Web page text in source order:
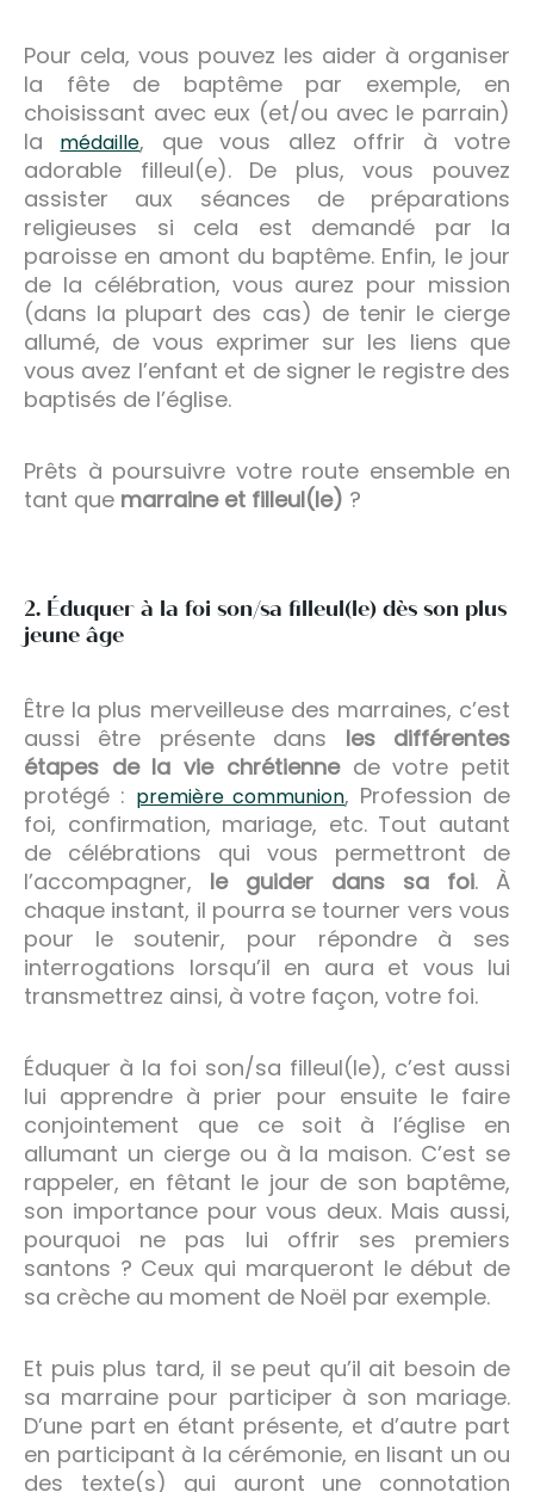
Pour cela, vous pouvez les aider à organiser
la fête de baptême par exemple, en
choisissant avec eux (et/ou avec le parrain)
la médaille, que vous allez offrir à votre
adorable filleul(e). De plus, vous pouvez
assister aux séances de préparations
religieuses si cela est demandé par la
paroisse en amont du baptême. Enfin, le jour
de la célébration, vous aurez pour mission
(dans la plupart des cas) de tenir le cierge
allumé, de vous exprimer sur les liens que
vous avez l’enfant et de signer le registre des
baptisés de l’église.
Prêts à poursuivre votre route ensemble en
tant que marraine et filleul(le) ?
2. Éduquer à la foi son/sa filleul(le) dès son plus
jeune âge
Être la plus merveilleuse des marraines, c’est
aussi être présente dans les différentes
étapes de la vie chrétiennede votre petit
protégé : première communion, Profession de
foi, confirmation, mariage, etc. Tout autant
de célébrations qui vous permettront de
l’accompagner, le guider dans sa foi. À
chaque instant, il pourra se tourner vers vous
pour le soutenir, pour répondre à ses
interrogations lorsqu’il en aura et vous lui
transmettrez ainsi, à votre façon, votre foi.
Éduquer à la foi son/sa filleul(le), c’est aussi
lui apprendre à prier pour ensuite le faire
conjointement que ce soit à l’église en
allumant un cierge ou à la maison. C’est se
rappeler, en fêtant le jour de son baptême,
son importance pour vous deux. Mais aussi,
pourquoi ne pas lui offrir ses premiers
santons ? Ceux qui marqueront le début de
sa crèche au moment de Noël par exemple.
Et puis plus tard, il se peut qu’il ait besoin de
sa marraine pour participer à son mariage.
D’une part en étant présente, et d’autre part
en participant à la cérémonie, en lisant un ou
des texte(s) qui auront une connotation